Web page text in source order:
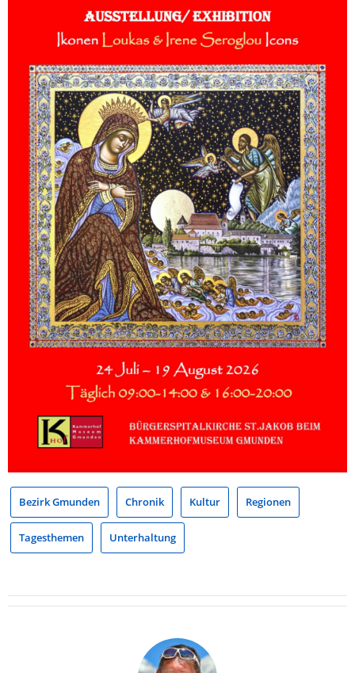
Bezirk Gmunden Chronik Kultur Regionen
Tagesthemen Unterhaltung